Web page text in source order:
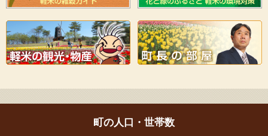
町の人口・世帯数